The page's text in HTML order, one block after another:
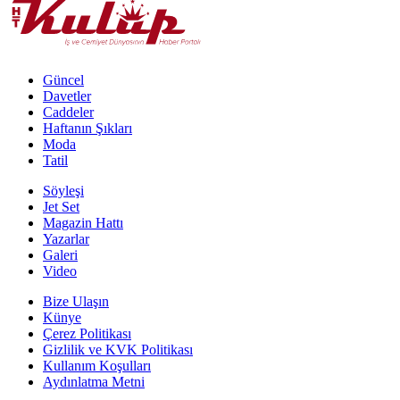
Güncel
Davetler
Caddeler
Haftanın Şıkları
Moda
Tatil
Söyleşi
Jet Set
Magazin Hattı
Yazarlar
Galeri
Video
Bize Ulaşın
Künye
Çerez Politikası
Gizlilik ve KVK Politikası
Kullanım Koşulları
Aydınlatma Metni